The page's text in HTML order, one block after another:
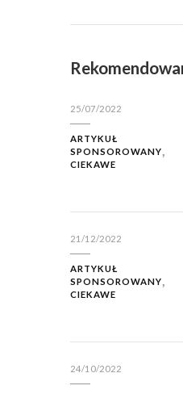
25/07/2022
ARTYKUŁ
SPONSOROWANY
CIEKAWE
21/12/2022
ARTYKUŁ
SPONSOROWANY
CIEKAWE
24/10/2022